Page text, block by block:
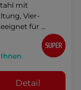
mit
Vier-
für …
Ihnen
SUPER
Detail